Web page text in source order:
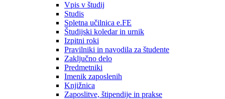
Vpis v študij
Studis
Spletna učilnica e.FE
Študijski koledar in urnik
Izpitni roki
Pravilniki in navodila za študente
Zaključno delo
Predmetniki
Imenik zaposlenih
Knjižnica
Zaposlitve, štipendije in prakse